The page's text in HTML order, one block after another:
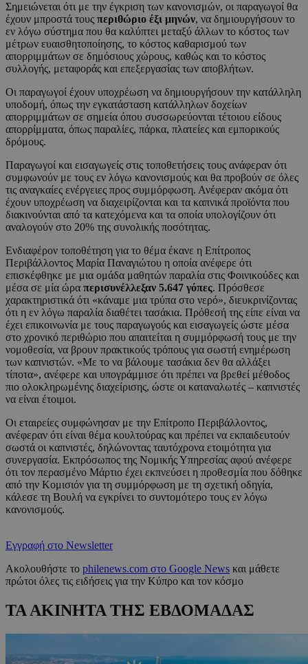
Σημειώνεται ότι με την έγκριση των κανονισμών, οι παραγωγοί θα
έχουν μπροστά τους περιθώριο έξι μηνών, να δημιουργήσουν το
εν λόγω σύστημα που θα καλύπτει μεταξύ άλλων το κόστος των
μέτρων ευαισθητοποίησης, το κόστος καθαρισμού των
απορριμμάτων σε δημόσιους χώρους, καθώς και το κόστος
συλλογής, μεταφοράς και επεξεργασίας των αποβλήτων.
Οι παραγωγοί έχουν υποχρέωση να δημιουργήσουν την κατάλληλη
υποδομή, όπως την εγκατάσταση κατάλληλων δοχείων
απορριμμάτων σε σημεία όπου συσσωρεύονται τέτοιου είδους
απορρίμματα, όπως παραλίες, πάρκα, πλατείες και εμπορικούς
δρόμους.
Παραγωγοί και εισαγωγείς στις τοποθετήσεις τους ανάφεραν ότι
συμφωνούν με τους εν λόγω κανονισμούς και θα προβούν σε όλες
τις αναγκαίες ενέργειες προς συμμόρφωση. Ανέφεραν ακόμα ότι
έχουν υποχρέωση να διαχειρίζονται και τα καπνικά προϊόντα που
διακινούνται από τα κατεχόμενα και τα οποία υπολογίζουν ότι
αναλογούν στο 20% της συνολικής ποσότητας.
Ενδιαφέρον τοποθέτηση για το θέμα έκανε η Επίτροπος
Περιβάλλοντος Μαρία Παναγιώτου η οποία ανέφερε ότι
επισκέφθηκε με μια ομάδα μαθητών παραλία στις Φοινικούδες και
μέσα σε μία ώρα περισυνέλλεξαν 5.647 γόπες. Πρόσθεσε
χαρακτηριστικά ότι «κάναμε μια τρύπα στο νερό», διευκρινίζοντας
ότι η εν λόγω παραλία διαθέτει τασάκια. Πρόθεσή της είπε είναι να
έχει επικοινωνία με τους παραγωγούς και εισαγωγείς ώστε μέσα
στο χρονικό περιθώριο που απαιτείται η συμμόρφωσή τους με την
νομοθεσία, να βρουν πρακτικούς τρόπους για σωστή ενημέρωση
των καπνιστών. «Με το να βάλουμε τασάκια δεν θα αλλάξει
τίποτα», ανέφερε και υπογράμμισε ότι πρέπει να βρεθεί μέθοδος
πιο ολοκληρωμένης διαχείρισης, ώστε οι καταναλωτές – καπνιστές
να είναι έτοιμοι.
Οι εταιρείες συμφώνησαν με την Επίτροπο Περιβάλλοντος,
ανέφεραν ότι είναι θέμα κουλτούρας και πρέπει να εκπαιδευτούν
σωστά οι καπνιστές, δηλώνοντας ταυτόχρονα ετοιμότητα για
συνεργασία. Εκπρόσωπος της Νομικής Υπηρεσίας αφού ανέφερε
ότι τον περασμένο Μάρτιο έχει εκπνεύσει η προθεσμία που δόθηκε
από την Κομισιόν για τη συμμόρφωση με τη σχετική οδηγία,
κάλεσε τη Βουλή να εγκρίνει το συντομότερο τους εν λόγω
κανονισμούς.
Εγγραφή στο Newsletter
Ακολουθήστε το philenews.com στο Google News και μάθετε
πρώτοι όλες τις ειδήσεις για την Κύπρο και τον κόσμο
ΤΑ ΑΚΙΝΗΤΑ ΤΗΣ ΕΒΔΟΜΑΔΑΣ